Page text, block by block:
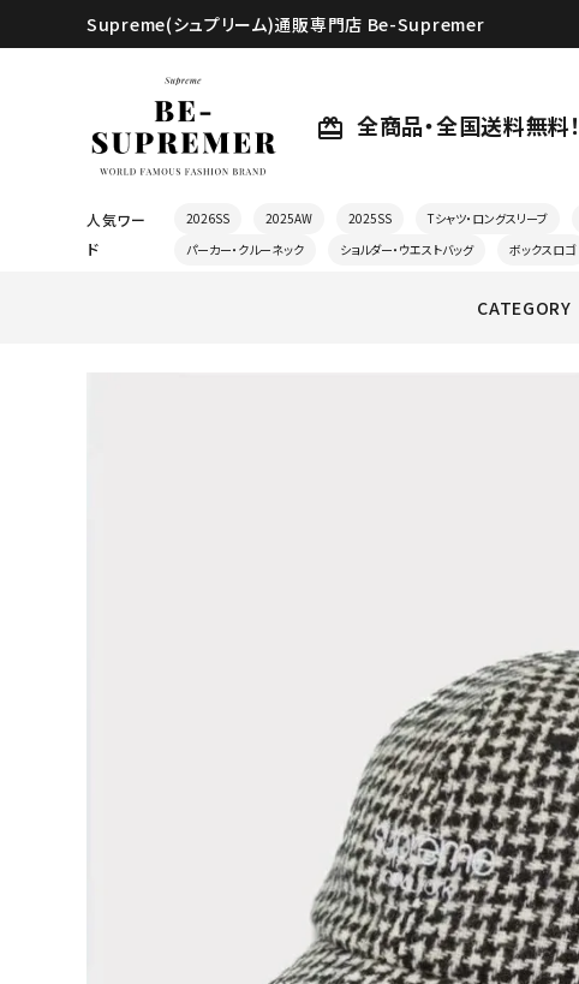
Supreme(シュプリーム)通販専門店 Be-Supremer
card_giftcard 全商品・全国送料無料！
人気ワー
ド
2026SS 2025AW 2025SS Tシャツ・ロングスリーブ
パーカー・クルーネック
ショルダー・ウエストバッグ ボックスロゴ
CATEGORY